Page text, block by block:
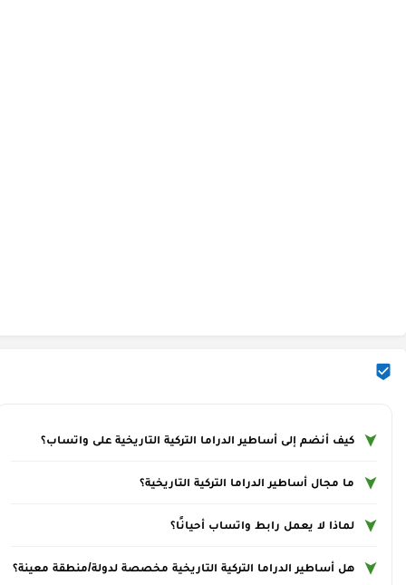
كيف أنضم إلى أساطير الدراما التركية التاريخية على واتساب؟
ما مجال أساطير الدراما التركية التاريخية؟
لماذا لا يعمل رابط واتساب أحيانًا؟
هل أساطير الدراما التركية التاريخية مخصصة لدولة/منطقة معينة؟